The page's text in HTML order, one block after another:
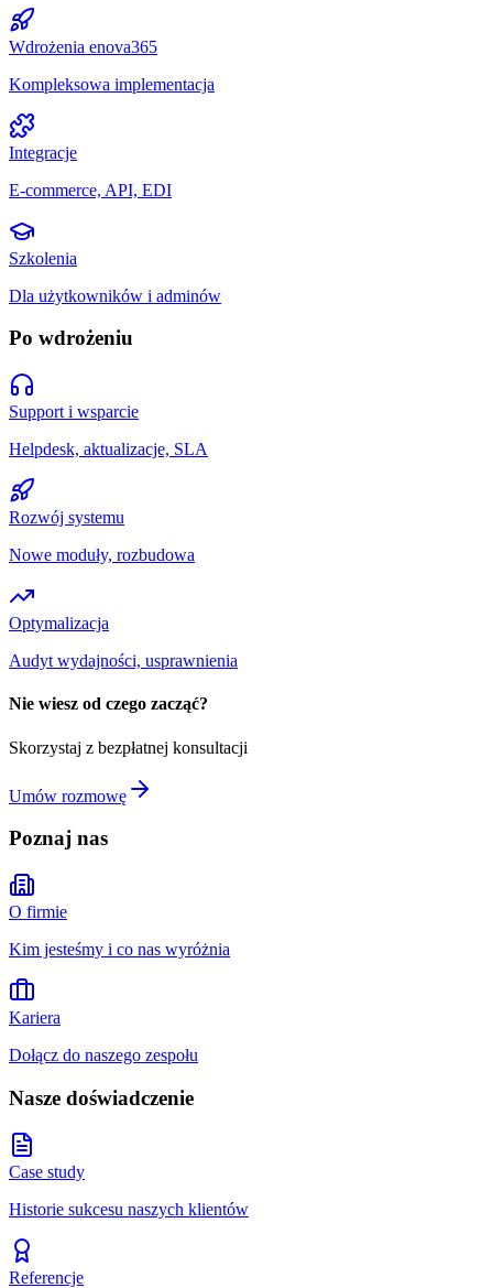
Wdrożenia enova365
Kompleksowa implementacja
Integracje
E-commerce, API, EDI
Szkolenia
Dla użytkowników i adminów
Po wdrożeniu
Support i wsparcie
Helpdesk, aktualizacje, SLA
Rozwój systemu
Nowe moduły, rozbudowa
Optymalizacja
Audyt wydajności, usprawnienia
Nie wiesz od czego zacząć?
Skorzystaj z bezpłatnej konsultacji
Umów rozmowę
Poznaj nas
O firmie
Kim jesteśmy i co nas wyróżnia
Kariera
Dołącz do naszego zespołu
Nasze doświadczenie
Case study
Historie sukcesu naszych klientów
Referencje